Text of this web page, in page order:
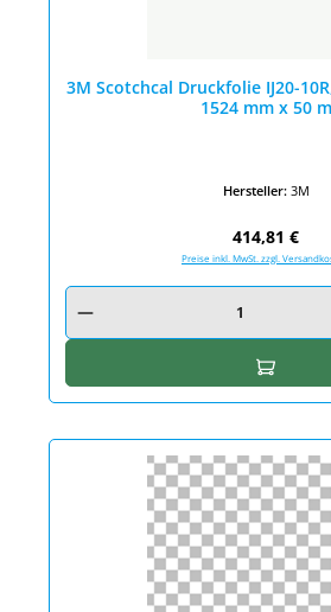
3M Scotchcal Druckfolie IJ20-
1524 mm x 50 m
Hersteller: 3M
Regulärer
414,81 €
Preise inkl. MwSt. zzgl.
Produkt Anzahl: Gib den gewünschten
In den